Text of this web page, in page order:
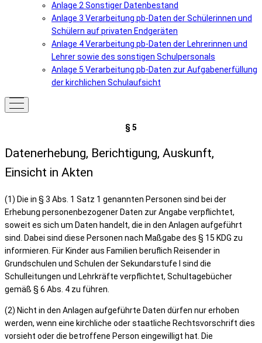
Anlage 2 Sonstiger Datenbestand
Anlage 3 Verarbeitung pb-Daten der Schülerinnen und
Schülern auf privaten Endgeräten
Anlage 4 Verarbeitung pb-Daten der Lehrerinnen und
Lehrer sowie des sonstigen Schulpersonals
Anlage 5 Verarbeitung pb-Daten zur Aufgabenerfüllung
der kirchlichen Schulaufsicht
§ 5
Datenerhebung, Berichtigung, Auskunft,
Einsicht in Akten
(1) Die in § 3 Abs. 1 Satz 1 genannten Personen sind bei der
Erhebung personenbezogener Daten zur Angabe verpflichtet,
soweit es sich um Daten handelt, die in den Anlagen aufgeführt
sind. Dabei sind diese Personen nach Maßgabe des § 15 KDG zu
informieren. Für Kinder aus Familien beruflich Reisender in
Grundschulen und Schulen der Sekundarstufe I sind die
Schulleitungen und Lehrkräfte verpflichtet, Schultagebücher
gemäß § 6 Abs. 4 zu führen.
(2) Nicht in den Anlagen aufgeführte Daten dürfen nur erhoben
werden, wenn eine kirchliche oder staatliche Rechtsvorschrift dies
vorsieht oder die betroffene Person eingewilligt hat. Die